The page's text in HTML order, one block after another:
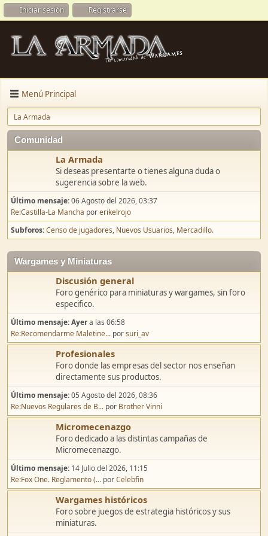
Iniciar sesión Registrarse
Menú Principal
La Armada
Comunidad
La Armada
Si deseas presentarte o tienes alguna duda o
sugerencia sobre la web.
Último mensaje:06 Agosto del 2026, 03:37
Re:Castilla-La Mancha porerikelrojo
Subforos Censo de jugadores Nuevos Usuarios Mercadillo.
Wargames y Miniaturas
Discusión general
Foro genérico para miniaturas y wargames, sin foro
especifico.
Último mensaje:Ayera las 06:58
Re:Recomendarme Maletine... porsuri_av
Profesionales
Foro donde las empresas del sector nos enseñan
directamente sus productos.
Último mensaje:05 Agosto del 2026, 08:36
Re:Nuevos Regulares de B... por Brother Vinni
Micromecenazgo
Foro dedicado a las distintas campañas de
Micromecenazgo.
Último mensaje: 14 Julio del 2026, 11:15
Re:Fox One. Reglamento (... porCelebfin
Wargames históricos
Foro sobre juegos de estrategia históricos y sus
miniaturas.